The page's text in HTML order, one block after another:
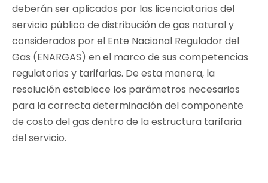
deberán ser aplicados por las licenciatarias del
servicio público de distribución de gas natural y
considerados por el Ente Nacional Regulador del
Gas (ENARGAS) en el marco de sus competencias
regulatorias y tarifarias. De esta manera, la
resolución establece los parámetros necesarios
para la correcta determinación del componente
de costo del gas dentro de la estructura tarifaria
del servicio.